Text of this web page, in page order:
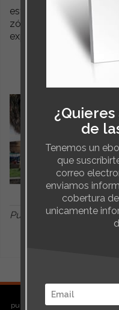
esta velaria se instalo
zócalo para la
exposiciones, eventos
Publicado en: Noticias
Copyright © 2026 · TENSO
publicado, transmitido,
de
Tenemos un
que
correo
enviamos
cobertura
unicamente